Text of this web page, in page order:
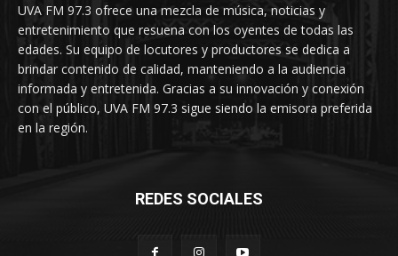
UVA FM 97.3 ofrece una mezcla de música, noticias y
entretenimiento que resuena con los oyentes de todas las
edades. Su equipo de locutores y productores se dedica a
brindar contenido de calidad, manteniendo a la audiencia
informada y entretenida. Gracias a su innovación y conexión
con el público, UVA FM 97.3 sigue siendo la emisora preferida
en la región.
REDES SOCIALES